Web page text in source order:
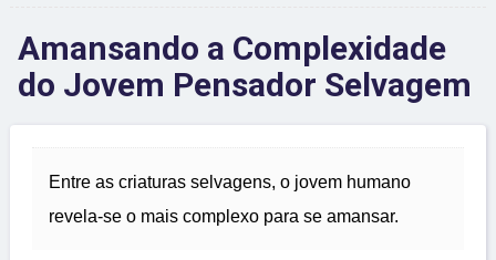
Amansando a Complexidade
do Jovem Pensador Selvagem
Entre as criaturas selvagens, o jovem humano
revela-se o mais complexo para se amansar.